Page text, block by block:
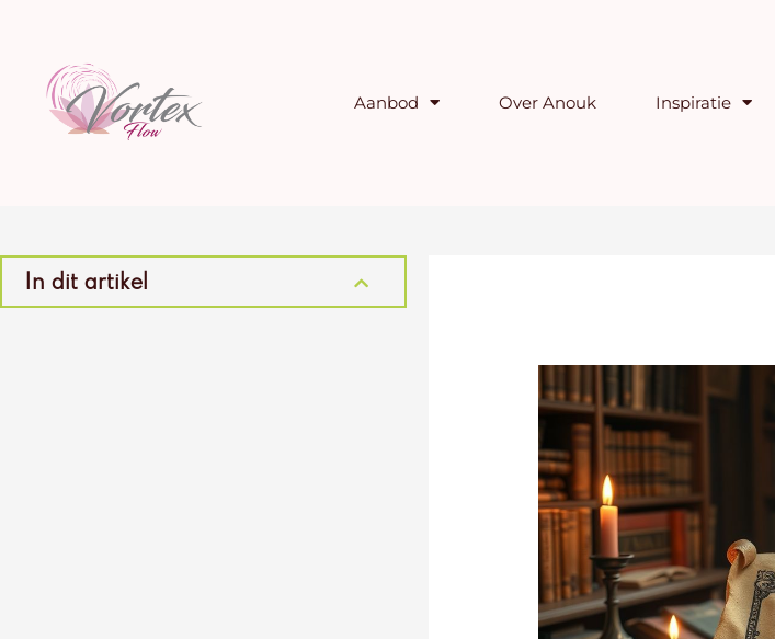
inhoud
Aanbod Over Anouk Inspiratie
In dit artikel